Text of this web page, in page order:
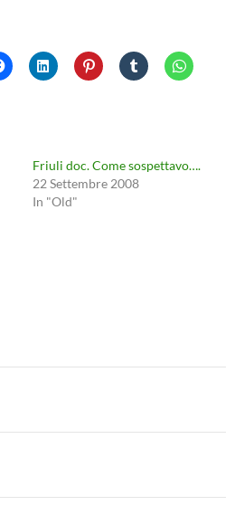
Friuli doc. Come sospettavo….
22 Settembre 2008
In "Old"